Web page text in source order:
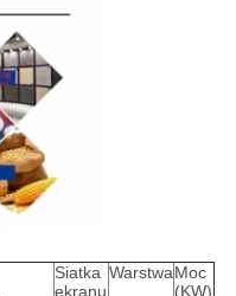
Siatka
ekranu
WarstwaMoc
(KW)